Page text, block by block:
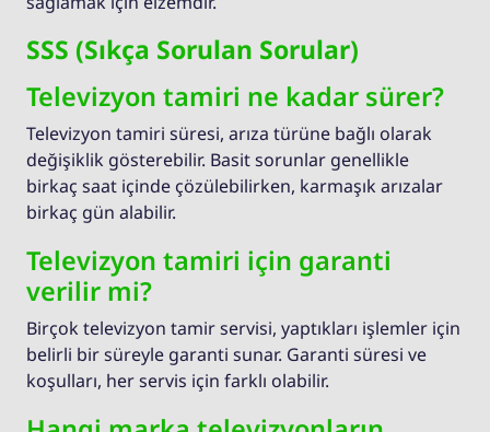
SSS (Sıkça Sorulan Sorular)
Televizyon tamiri ne kadar sürer?
Televizyon tamiri süresi, arıza türüne bağlı olarak
değişiklik gösterebilir. Basit sorunlar genellikle
birkaç saat içinde çözülebilirken, karmaşık arızalar
birkaç gün alabilir.
Televizyon tamiri için garanti
verilir mi?
Birçok televizyon tamir servisi, yaptıkları işlemler için
belirli bir süreyle garanti sunar. Garanti süresi ve
koşulları, her servis için farklı olabilir.